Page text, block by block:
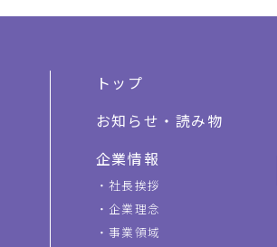
トップ
お知らせ・読み物
企業情報
社長挨拶
企業理念
事業領域